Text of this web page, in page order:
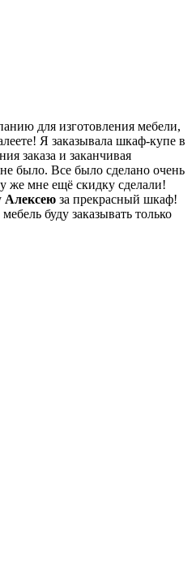
для изготовления мебели,
Я заказывала шкаф-купе в
заказа и заканчивая
было. Все было сделано очень
же мне ещё скидку сделали!
Алексею за прекрасный шкаф!
буду заказывать только